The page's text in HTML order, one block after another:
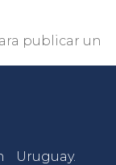
publicar un